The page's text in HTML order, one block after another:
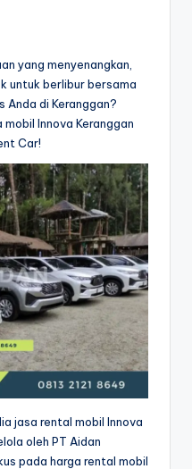
yang menyenangkan,
untuk berlibur bersama
Anda di Keranggan?
Innova Keranggan
Car!
jasa rental mobil Innova
oleh PT Aidan
pada harga rental mobil